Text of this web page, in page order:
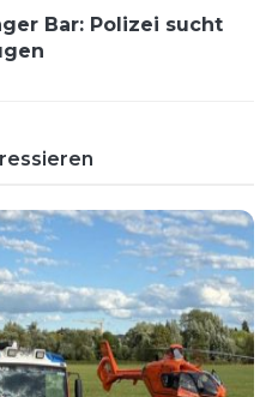
Bar: Polizei sucht